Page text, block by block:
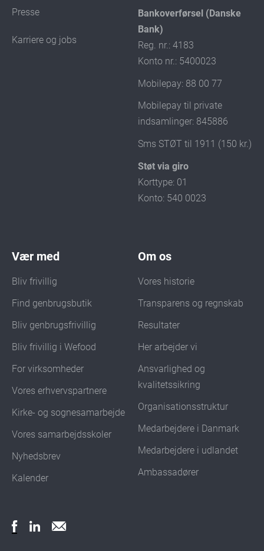
Presse
Karriere og jobs
Bankoverførsel (Danske
Bank)
Reg. nr.: 4183
Konto nr.: 5400023
Mobilepay: 88 00 77
Mobilepay til private
indsamlinger: 845886
Sms STØT til 1911 (150 kr.)
Støt via giro
Korttype: 01
Konto: 540 0023
Vær med
Bliv frivillig
Find genbrugsbutik
Bliv genbrugsfrivillig
Bliv frivillig i Wefood
For virksomheder
Vores erhvervspartnere
Kirke- og sognesamarbejde
Vores samarbejdsskoler
Nyhedsbrev
Kalender
Om os
Vores historie
Transparens og regnskab
Resultater
Her arbejder vi
Ansvarlighed og
kvalitetssikring
Organisationsstruktur
Medarbejdere i Danmark
Medarbejdere i udlandet
Ambassadører